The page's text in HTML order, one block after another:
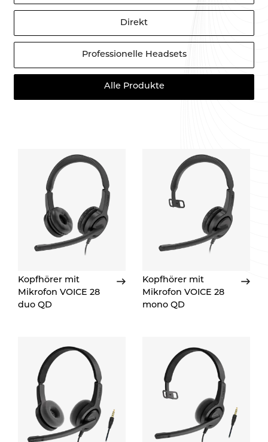
Direkt
Professionelle Headsets
Alle Produkte
Kopfhörer mit
Mikrofon VOICE 28
duo QD
Kopfhörer mit
Mikrofon VOICE 28
mono QD